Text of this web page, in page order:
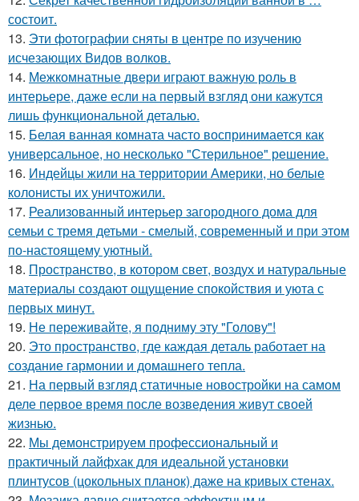
состоит.
13. Эти фотографии сняты в центре по изучению
исчезающих Видов волков.
14. Межкомнатные двери играют важную роль в
интерьере, даже если на первый взгляд они кажутся
лишь функциональной деталью.
15. Белая ванная комната часто воспринимается как
универсальное, но несколько "Стерильное" решение.
16. Индейцы жили на территории Америки, но белые
колонисты их уничтожили.
17. Реализованный интерьер загородного дома для
семьи с тремя детьми - смелый, современный и при этом
по-настоящему уютный.
18. Пространство, в котором свет, воздух и натуральные
материалы создают ощущение спокойствия и уюта с
первых минут.
19. Не переживайте, я подниму эту "Голову"!
20. Это пространство, где каждая деталь работает на
создание гармонии и домашнего тепла.
21. На первый взгляд статичные новостройки на самом
деле первое время после возведения живут своей
жизнью.
22. Мы демонстрируем профессиональный и
практичный лайфхак для идеальной установки
плинтусов (цокольных планок) даже на кривых стенах.